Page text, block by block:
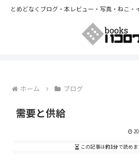
とめどなくブログ・本レビュー・写真・ねこ・
ホーム ブログ
需要と供給
この記事は約1分で読めま